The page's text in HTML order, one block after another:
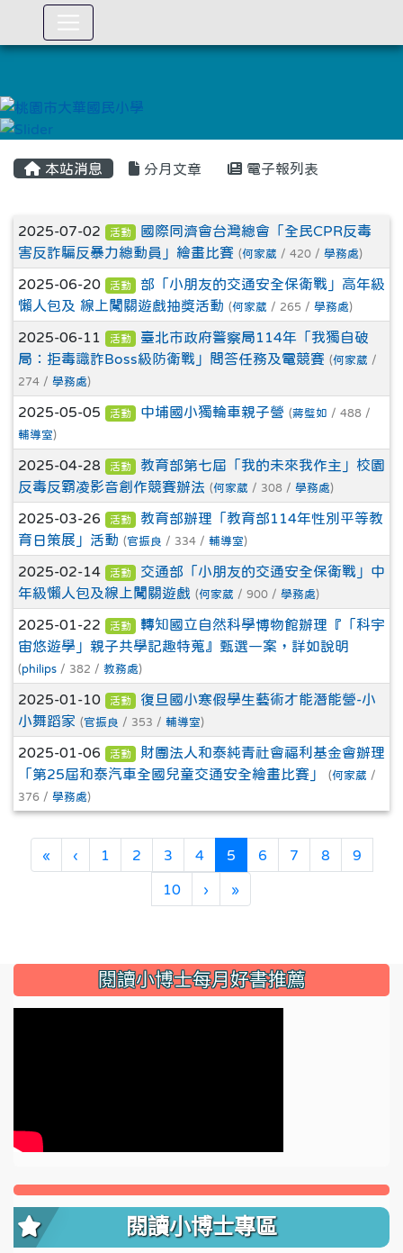
本站消息 分月文章 電子報列表
文章列表
2025-07-02 活動
國際同濟會台灣總會「全民CPR反毒
害反詐騙反暴力總動員」繪畫比賽 (何家葳 / 420 / 學務處)
2025-06-20 活動
部「小朋友的交通安全保衛戰」高年級
懶人包及 線上闖關遊戲抽獎活動 (何家葳 / 265 / 學務處)
2025-06-11 活動
臺北市政府警察局114年「我獨自破
局：拒毒識詐Boss級防衛戰」問答任務及電競賽 (何家葳 /
274 / 學務處)
2025-05-05 活動 中埔國小獨輪車親子營 (蔣璧如 / 488 /
輔導室)
2025-04-28 活動
教育部第七屆「我的未來我作主」校園
反毒反霸凌影音創作競賽辦法 (何家葳 / 308 / 學務處)
2025-03-26 活動
教育部辦理「教育部114年性別平等教
育日策展」活動 (官振良 / 334 / 輔導室)
2025-02-14 活動
交通部「小朋友的交通安全保衛戰」中
年級懶人包及線上闖關遊戲 (何家葳 / 900 / 學務處)
2025-01-22 活動
轉知國立自然科學博物館辦理『「科宇
宙悠遊學」親子共學記趣特蒐』甄選一案，詳如說明
(philips / 382 / 教務處)
2025-01-10 活動
復旦國小寒假學生藝術才能潛能營-小
小舞蹈家 (官振良 / 353 / 輔導室)
2025-01-06 活動
財團法人和泰純青社會福利基金會辦理
「第25屆和泰汽車全國兒童交通安全繪畫比賽」
(何家葳 /
376 / 學務處)
« ‹ 1 2 3 4 5(current)
6 7 8 9
10 › »
::: 閱讀小博士每月好書推薦
閱讀小博士專區